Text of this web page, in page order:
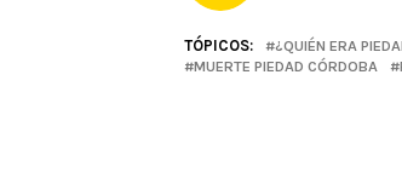
TÓPICOS: ¿QUIÉN ERA
MUERTE PIEDAD CÓRDOBA